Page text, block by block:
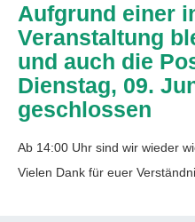
Aufgrund einer
Veranstaltung
und auch die
Dienstag, 09.
geschlossen
Ab 14:00 Uhr sind wir wieder
Vielen Dank für euer